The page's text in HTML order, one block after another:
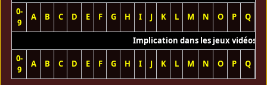
0-
9
A B C D E F G H I J K L M N O P Q
Implication dans les jeux vidéos
0-
9
A B C D E F G H I J K L M N O P Q